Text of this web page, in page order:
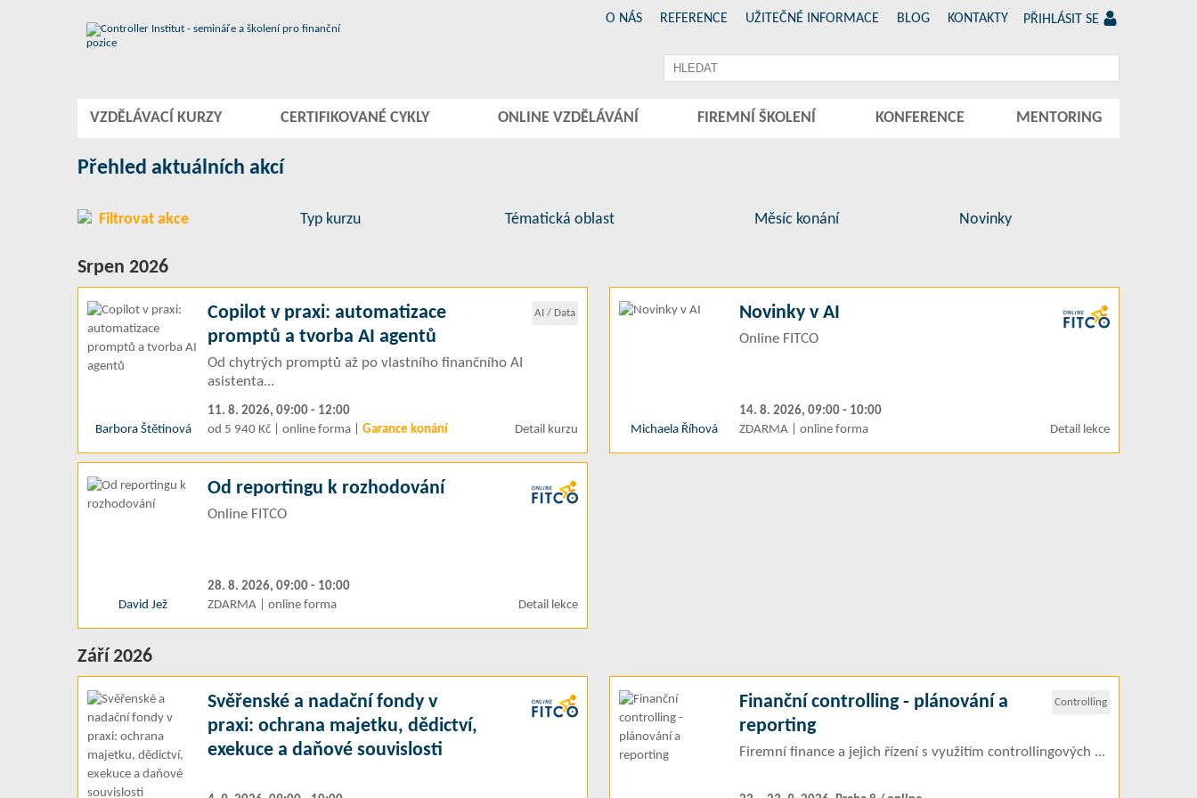
PŘIHLÁSIT SE
O NÁS REFERENCE UŽITEČNÉ INFORMACE BLOG KONTAKTY
VZDĚLÁVACÍ KURZY CERTIFIKOVANÉ CYKLY ONLINE VZDĚLÁVÁNÍ FIREMNÍ ŠKOLENÍ KONFERENCE MENTORING
Přehled aktuálních akcí
Filtrovat akce Typ kurzu Tématická oblast Měsíc konání Novinky
Srpen 2026
Barbora Štětinová
Copilot v praxi: automatizace
promptů a tvorba AI agentů
Od chytrých promptů až po vlastního finančního AI
asistenta...
11. 8. 2026, 09:00 - 12:00
od 5 940 Kč | online forma | Garance konání
AI / Data
Detail kurzu Michaela Říhová
Novinky v AI
Online FITCO
14. 8. 2026, 09:00 - 10:00
ZDARMA | online forma
Detail lekce
David Jež
Od reportingu k rozhodování
Online FITCO
28. 8. 2026, 09:00 - 10:00
ZDARMA | online forma
Detail lekce
Září 2026
Svěřenské a nadační fondy v
praxi: ochrana majetku, dědictví,
exekuce a daňové souvislosti
Finanční controlling - plánování a
reporting
Firemní finance a jejich řízení s využitím controllingových ...
Controlling